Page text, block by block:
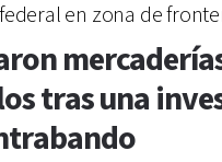
en zona de
tras una